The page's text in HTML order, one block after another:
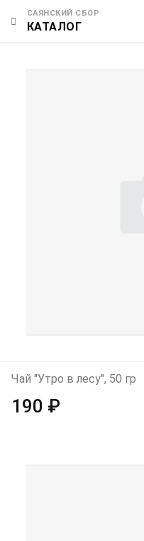
САЯНСКИЙ СБОР
КАТАЛОГ
Чай "Утро в лесу", 50 гр
190 ₽